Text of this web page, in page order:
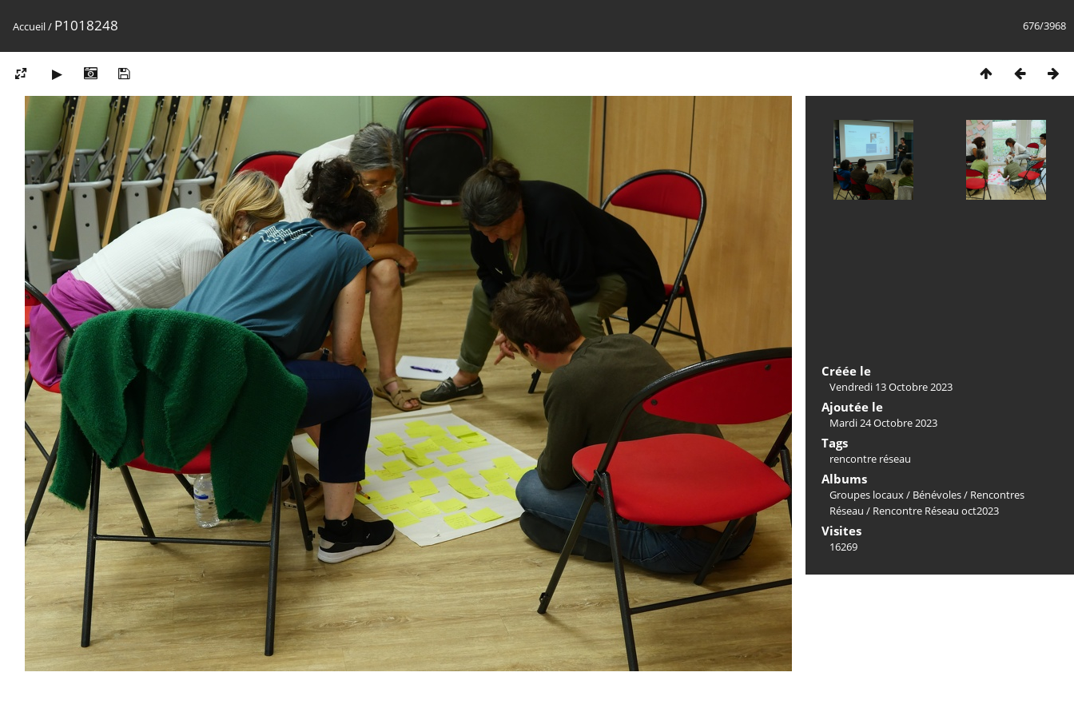
676/3968
Accueil/ P1018248
Créée le
Vendredi 13 Octobre 2023
Ajoutée le
Mardi 24 Octobre 2023
Tags
rencontre réseau
Albums
Groupes locaux / Bénévoles/ Rencontres
Réseau / Rencontre Réseau oct2023
Visites
16269